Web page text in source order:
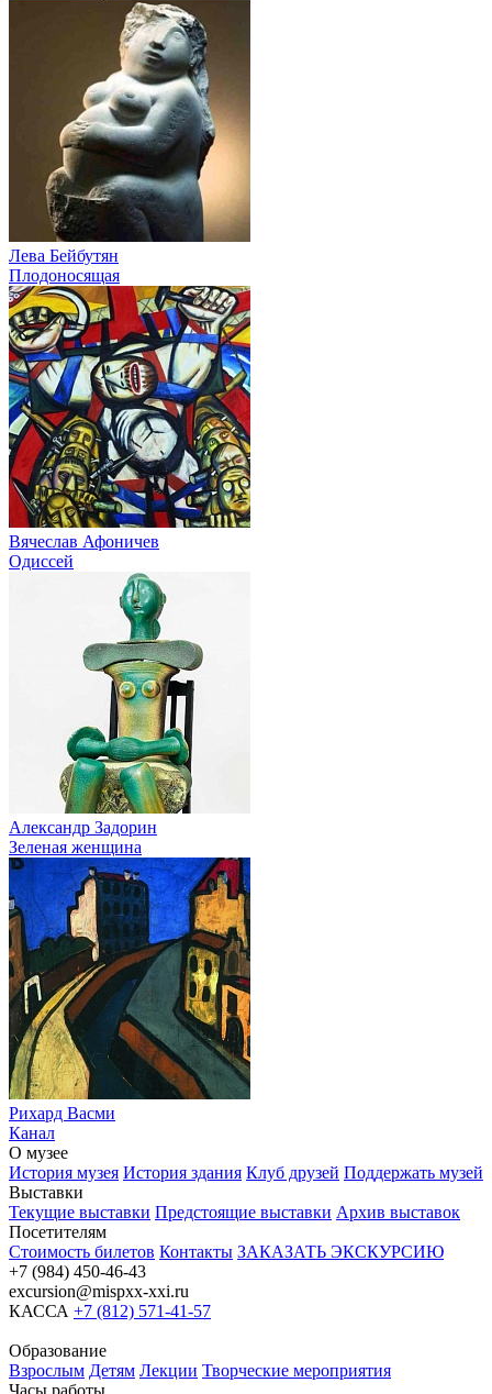
Лева Бейбутян
Плодоносящая
Вячеслав Афоничев
Одиссей
Александр Задорин
Зеленая женщина
Рихард Васми
Канал
О музее
История музея История здания Клуб друзей Поддержать музей
Выставки
Текущие выставки Предстоящие выставки Архив выставок
Посетителям
Стоимость билетов Контакты ЗАКАЗАТЬ ЭКСКУРСИЮ
+7 (984) 450-46-43
excursion@mispxx-xxi.ru
КАССА +7 (812) 571-41-57
Образование
Взрослым Детям Лекции Творческие мероприятия
Часы работы